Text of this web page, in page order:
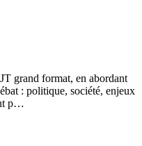
grand format, en abordant
: politique, société, enjeux
p…